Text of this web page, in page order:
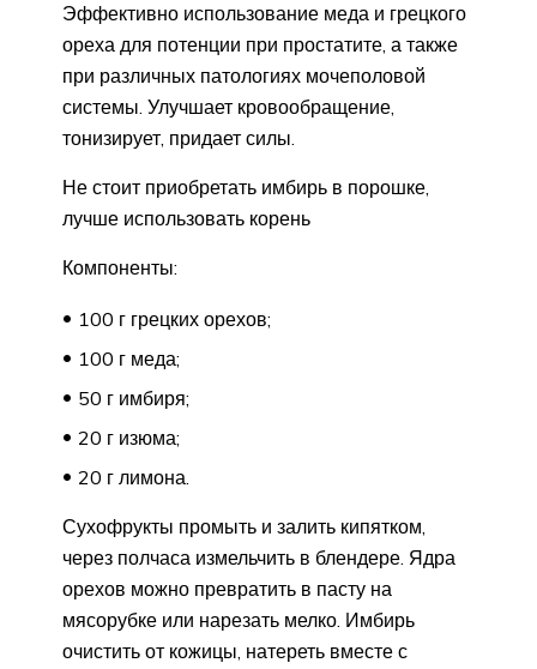
Эффективно использование меда и грецкого
ореха для потенции при простатите, а также
при различных патологиях мочеполовой
системы. Улучшает кровообращение,
тонизирует, придает силы.
Не стоит приобретать имбирь в порошке,
лучше использовать корень
Компоненты:
100 г грецких орехов;
100 г меда;
50 г имбиря;
20 г изюма;
20 г лимона.
Сухофрукты промыть и залить кипятком,
через полчаса измельчить в блендере. Ядра
орехов можно превратить в пасту на
мясорубке или нарезать мелко. Имбирь
очистить от кожицы, натереть вместе с